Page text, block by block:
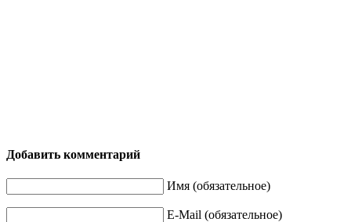
Добавить комментарий
Имя (обязательное)
E-Mail (обязательное)